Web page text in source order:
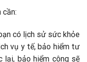
cần:
có lịch sử sức khỏe
vụ y tế, bảo hiểm tư
lại, bảo hiểm công sẽ